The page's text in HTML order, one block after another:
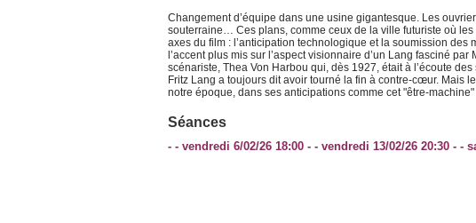
Changement d’équipe dans une usine gigantesque. Les
souterraine… Ces plans, comme ceux de la ville futuriste où
axes du film : l’anticipation technologique et la soumission des
l’accent plus mis sur l’aspect visionnaire d’un Lang fasciné
scénariste, Thea Von Harbou qui, dès 1927, était à l’écoute
Fritz Lang a toujours dit avoir tourné la fin à contre-cœur. Mais
notre époque, dans ses anticipations comme cet "être-machine"
Séances
- - vendredi 6/02/26 18:00 - - vendredi 13/02/26 20:30 - -